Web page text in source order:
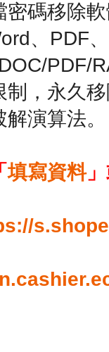
密碼移除
、PDF
PDF/
制，永久
解演算法
填寫資料